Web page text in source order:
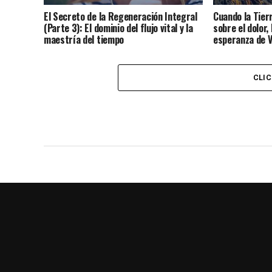
El Secreto de la Regeneración Integral
(Parte 3): El dominio del flujo vital y la
maestría del tiempo
Cuando la
sobre el
esperanza de